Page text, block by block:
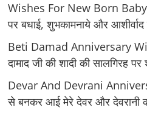
Wishes For New Born
पर बधाई, शुभकामनाये और
Beti Damad Anniversary
दामाद जी की शादी की सालगिरह
Devar And Devrani
से बनकर आई मेरे देवर और देवरानी